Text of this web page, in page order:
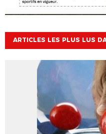
ARTICLES LES PLUS LUS